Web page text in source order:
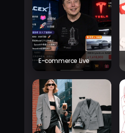
E-commerce Live